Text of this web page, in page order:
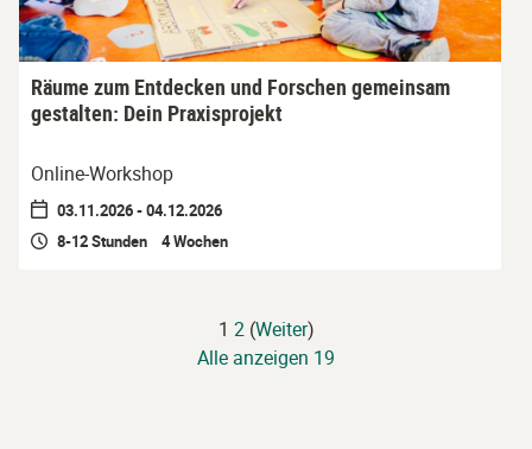
Räume zum Entdecken und Forschen gemeinsam
gestalten: Dein Praxisprojekt
Online-Workshop
03.11.2026 - 04.12.2026
8-12 Stunden 4 Wochen
1 2(Weiter)
Alle anzeigen 19